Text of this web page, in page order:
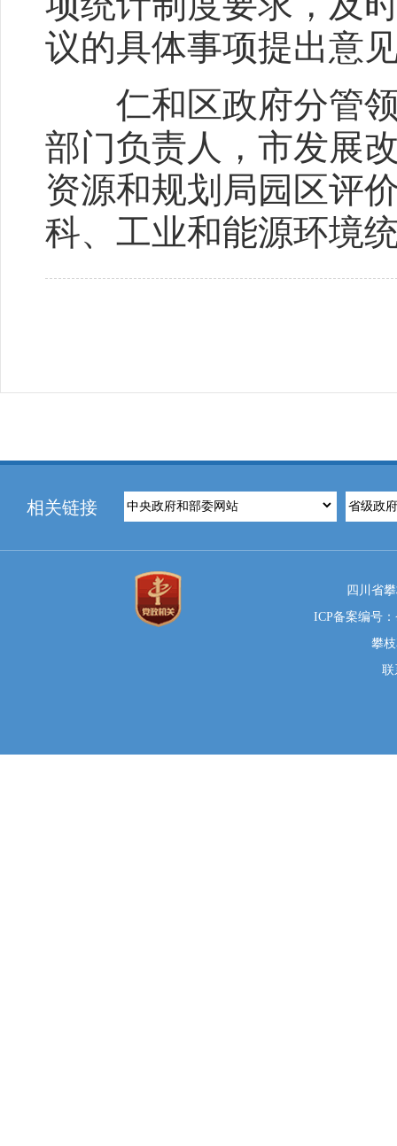
议的具体事项提出意
仁和区政府分管领
部门负责人，市发展
资源和规划局园区评
科、工业和能源环境
相关链接
四川省
ICP备案编号：
攀
联